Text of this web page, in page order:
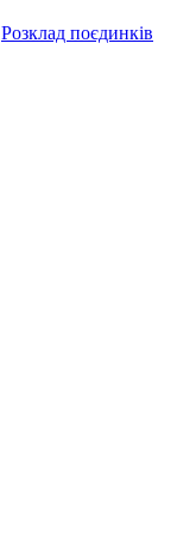
Розклад поєдинків